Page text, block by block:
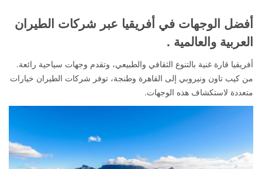
أفضل الوجهات في أفريقيا عبر شركات الطيران
العربية والعالمية .
أفريقيا قارة غنية بالتنوع الثقافي والطبيعي، وتقدم وجهات سياحية رائعة.
من كيب تاون ونيروبي إلى القاهرة وطنجة، توفر شركات الطيران خيارات
متعددة لاستكشاف هذه الوجهات.